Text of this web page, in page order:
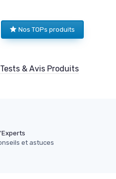
Nos TOPs produits
Tests & Avis Produits
et astuces